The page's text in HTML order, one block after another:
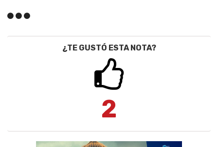
¿TE GUSTÓ ESTA NOTA?
2